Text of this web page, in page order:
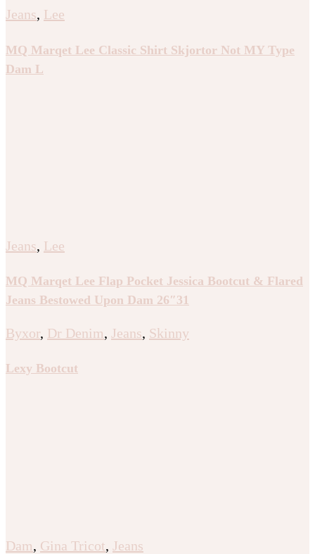
Jeans, Lee
MQ Marqet Lee Classic Shirt Skjortor Not MY Type
Dam L
Jeans, Lee
MQ Marqet Lee Flap Pocket Jessica Bootcut & Flared
Jeans Bestowed Upon Dam 26″31
Byxor, Dr Denim, Jeans, Skinny
Lexy Bootcut
Dam, Gina Tricot, Jeans